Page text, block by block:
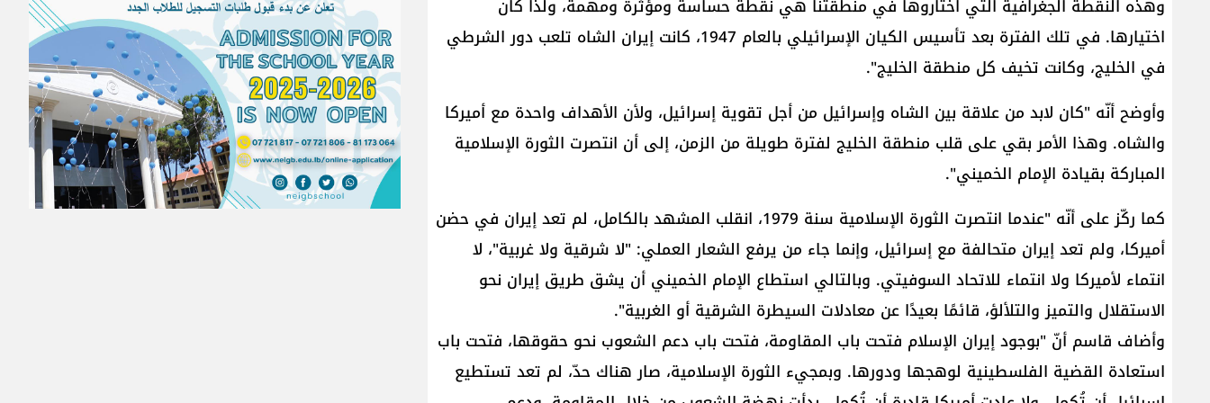
وهذه النقطة الجغرافية التي اختاروها في منطقتنا هي نقطة حساسة ومؤثرة ومهمة‎، ولذا كان
اختيارها. في تلك الفترة‎ بعد تأسيس الكيان الإسرائيلي بالعام 1947، كانت ​إيران​ الشاه تلعب دور الشرطي
في الخليج، وكانت تخيف كل منطقة الخليج".
وأوضح أنّه "كان لابد من علاقة بين الشاه وإسرائيل من أجل تقوية إسرائيل، ولأن الأهداف واحدة مع أميركا
والشاه‎. وهذا الأمر بقي على قلب منطقة الخليج لفترة طويلة من الزمن، إلى أن انتصرت الثورة الإسلامية
المباركة بقيادة ​الإمام الخميني​"‎.‎
كما ركّز على أنّه "عندما انتصرت الثورة الإسلامية سنة 1979، انقلب المشهد بالكامل، لم تعد إيران في حضن
أميركا، ولم تعد ‏إيران متحالفة مع إسرائيل، وإنما جاء من يرفع الشعار العملي: "لا شرقية ولا غربية"، لا
انتماء لأميركا ولا انتماء للاتحاد ‏السوفيتي‎. وبالتالي استطاع الإمام الخميني أن يشق طريق إيران نحو
الاستقلال والتميز والتلألؤ، قائمًا بعيدًا عن ‏معادلات السيطرة الشرقية أو الغربية‎".
وأضاف قاسم أنّ "بوجود إيران الإسلام فتحت باب المقاومة، فتحت باب دعم الشعوب نحو حقوقها، فتحت باب
استعادة القضية الفلسطينية لوهجها ‏ودورها‎. وبمجيء الثورة الإسلامية، صار هناك حدّ، لم تعد تستطيع